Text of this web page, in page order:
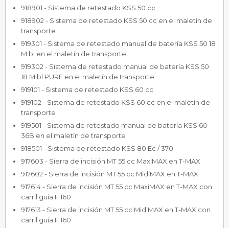
918901 - Sistema de retestado KSS 50 cc
918902 - Sistema de retestado KSS 50 cc en el maletín de
transporte
919301 - Sistema de retestado manual de batería KSS 50 18
M bl en el maletín de transporte
919302 - Sistema de retestado manual de batería KSS 50
18 M bl PURE en el maletín de transporte
919101 - Sistema de retestado KSS 60 cc
919102 - Sistema de retestado KSS 60 cc en el maletín de
transporte
919501 - Sistema de retestado manual de batería KSS 60
36B en el maletín de transporte
918501 - Sistema de retestado KSS 80 Ec / 370
917603 - Sierra de incisión MT 55 cc MaxiMAX en T-MAX
917602 - Sierra de incisión MT 55 cc MidiMAX en T-MAX
917614 - Sierra de incisión MT 55 cc MaxiMAX en T-MAX con
carril guía F 160
917613 - Sierra de incisión MT 55 cc MidiMAX en T-MAX con
carril guía F 160